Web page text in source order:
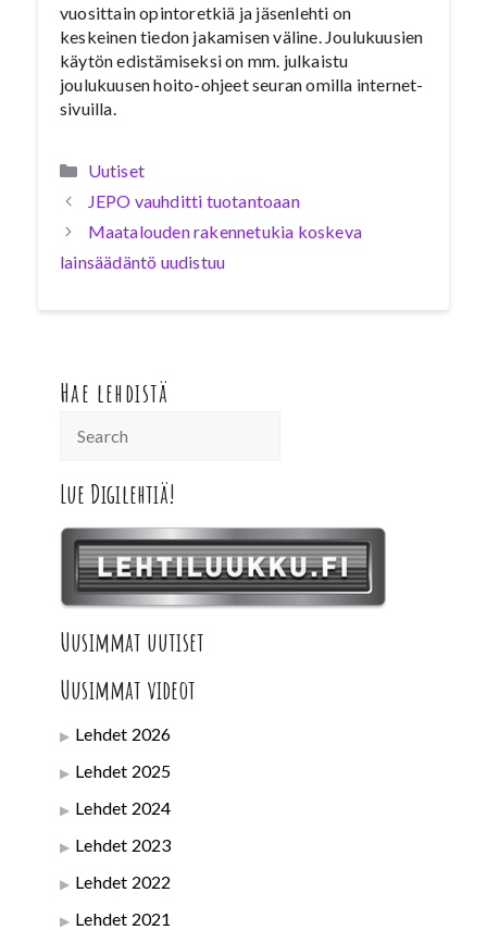
vuosittain opintoretkiä ja jäsenlehti on
keskeinen tiedon jakamisen väline. Joulukuusien
käytön edistämiseksi on mm. julkaistu
joulukuusen hoito-ohjeet seuran omilla internet-
sivuilla.
Kategoriat
Uutiset
JEPO vauhditti tuotantoaan
Maatalouden rakennetukia koskeva
lainsäädäntö uudistuu
Hae lehdistä
Lue Digilehtiä!
Uusimmat uutiset
Uusimmat videot
Lehdet 2026
Lehdet 2025
Lehdet 2024
Lehdet 2023
Lehdet 2022
Lehdet 2021